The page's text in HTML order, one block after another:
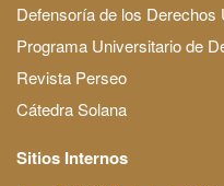
Defensoría de los Derechos
Programa Universitario de
Revista Perseo
Cátedra Solana
Sitios Internos